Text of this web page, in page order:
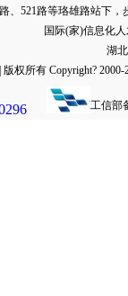
、521路等珞雄路站下
国际(家)信息化
湖
版权所有 Copyright?
工信部